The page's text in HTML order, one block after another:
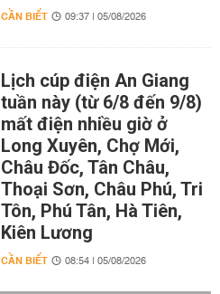
CẦN BIẾT 09:37 | 05/08/2026
Lịch cúp điện An Giang
tuần này (từ 6/8 đến 9/8)
mất điện nhiều giờ ở
Long Xuyên, Chợ Mới,
Châu Đốc, Tân Châu,
Thoại Sơn, Châu Phú, Tri
Tôn, Phú Tân, Hà Tiên,
Kiên Lương
CẦN BIẾT 08:54 | 05/08/2026